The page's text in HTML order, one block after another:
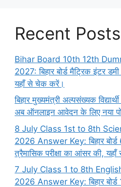
Recent Posts
Bihar Board 10th 12th
2027: बिहार बोर्ड मैट्रिक इंटर
यहाँ से चेक करें।
बिहार मुख्यमंत्री अल्पसंख्यक
अब ऑनलाइन आवेदन के लिए नया
8 July Class 1st to 8th
2026 Answer Key: बिहार बोर्ड
त्रैमासिक परीक्षा का आंसर की, यहाँ
7 July Class 1 to 8th
2026 Answer Key: बिहार